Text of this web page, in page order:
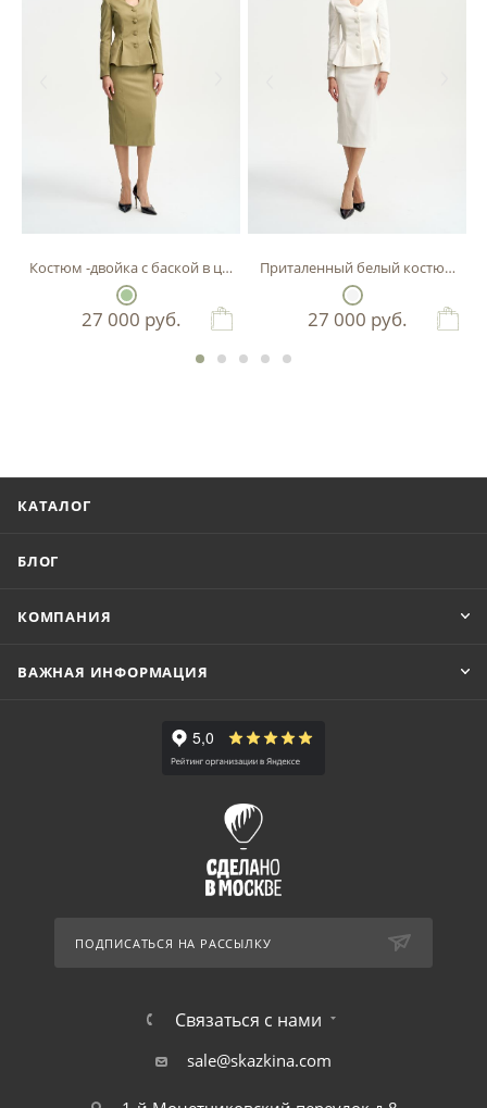
Костюм -двойка с баской в цвете фисташка
27 000 руб.
Приталенный белый костюм-
27 000 руб.
КАТАЛОГ
БЛОГ
КОМПАНИЯ
ВАЖНАЯ ИНФОРМАЦИЯ
ПОДПИСАТЬСЯ НА РАССЫЛКУ
Связаться с нами
sale@skazkina.com